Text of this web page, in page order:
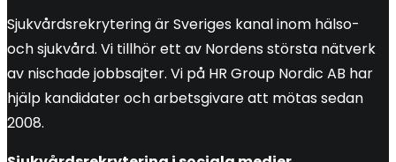
Sjukvårdsrekrytering är Sveriges kanal inom hälso-
och sjukvård. Vi tillhör ett av Nordens största nätverk
av nischade jobbsajter. Vi på HR Group Nordic AB har
hjälp kandidater och arbetsgivare att mötas sedan
2008.